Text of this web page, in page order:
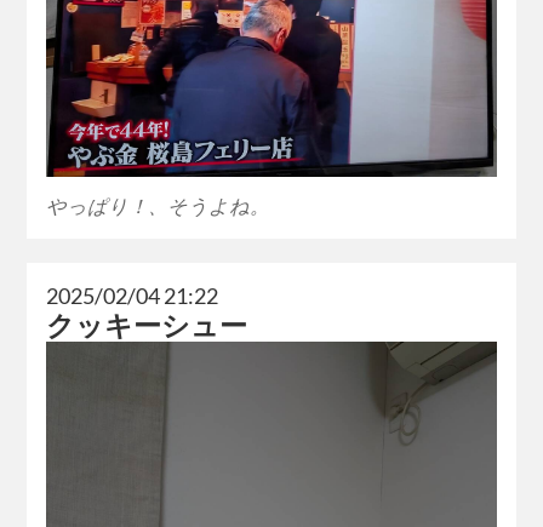
やっぱり！、そうよね。
2025/02/04 21:22
クッキーシュー